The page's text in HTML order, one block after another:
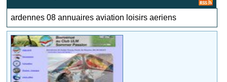
ardennes 08 annuaires aviation loisirs aeriens